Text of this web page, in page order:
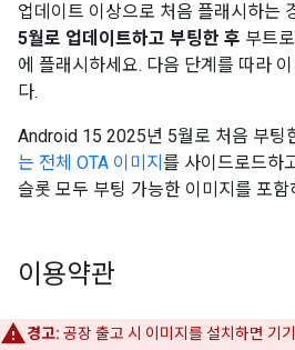
업데이트 이상으로 처음 플래시하는
5월로 업데이트하고 부팅한 후 부트
에 플래시하세요. 다음 단계를 따라
다.
Android 15 2025년 5월로 처음 부팅
는 전체 OTA 이미지 를 사이드로드하
슬롯 모두 부팅 가능한 이미지를 포함
이용약관
경고: 공장 출고 시 이미지를 설치하면 기